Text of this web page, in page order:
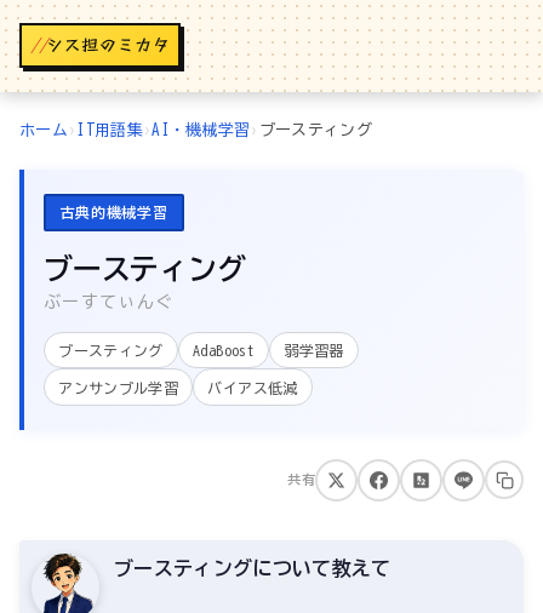
//
ホーム › IT用語集›AI・機械学習 › ブースティング
古典的機械学習
ブースティング
ぶーすてぃんぐ
ブースティング AdaBoost 弱学習器
アンサンブル学習 バイアス低減
共有
ブースティングについて教えて